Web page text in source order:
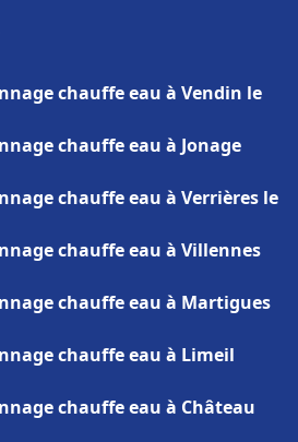
chauffe eau à Vendin le
chauffe eau à Jonage
chauffe eau à Verrières le
chauffe eau à Villennes
chauffe eau à Martigues
chauffe eau à Limeil
chauffe eau à Château